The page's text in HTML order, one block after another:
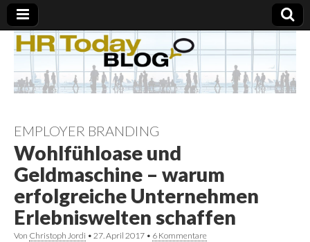
EMPLOYER BRANDING
Wohlfühloase und
Geldmaschine – warum
erfolgreiche Unternehmen
Erlebniswelten schaffen
Von Christoph Jordi • 27. April 2017 • 6 Kommentare